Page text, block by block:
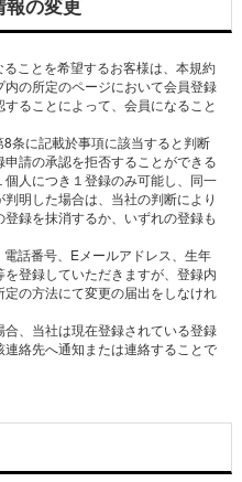
報の変更
ことを希望するお客様は、本規約
の所定のページにおいて会員登録
ることによって、会員になること
条に記載於事項に該当すると判断
請の承認を拒否することができる
人につき１登録のみ可能し、同一
明した場合は、当社の判断により
録を抹消するか、いずれの登録も
話番号、Eメールアドレス、生年
登録していただきますが、登録内
の方法にて変更の届出をしなけれ
、当社は現在登録されている登録
絡先へ通知または連絡することで